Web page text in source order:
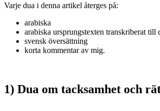
Varje dua i denna artikel återges på:
arabiska
arabiska ursprungstexten transkriberat till
svensk översättning
korta kommentar av mig.
1) Dua om tacksamhet och